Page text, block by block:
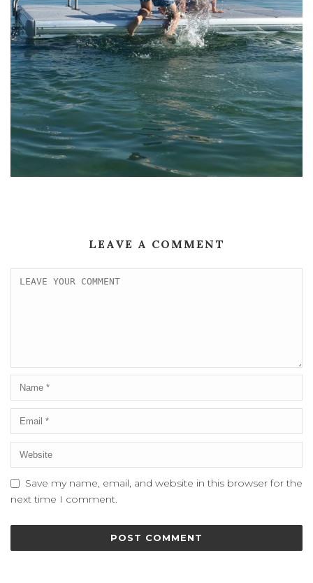
LEAVE A COMMENT
Save my name, email, and website in this browser for the
next time I comment.